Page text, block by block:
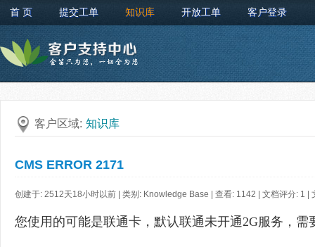
首 页 提交工单 知识库 开放工单 客户登录
客户区域: 知识库
CMS ERROR 2171
创建于: 2512天18小时以前 | 类别: Knowledge Base | 查看: 1142 | 文档评分: 1 |
您使用的可能是联通卡，默认联通未开通2G服务，需